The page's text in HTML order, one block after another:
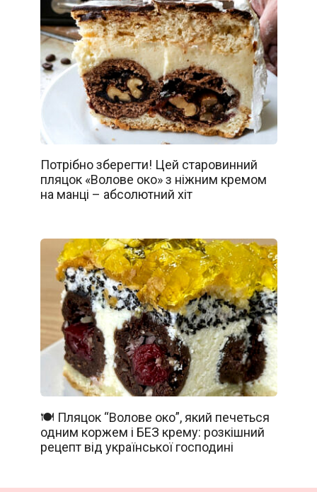
Потрібно зберегти! Цей старовинний
пляцок «Волове око» з ніжним кремом
на манці – абсолютний хіт
🍽️ Пляцок “Волове око”, який печеться
одним коржем і БЕЗ крему: розкішний
рецепт від української господині